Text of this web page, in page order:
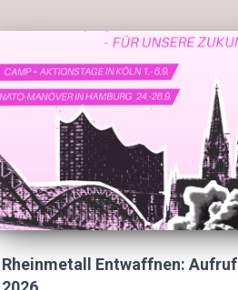
Rheinmetall Entwaffnen: Aufruf